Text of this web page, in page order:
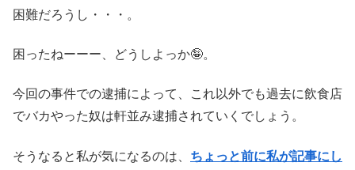
困難だろうし・・・。
困ったねーーー、どうしよっか🤪。
今回の事件での逮捕によって、これ以外でも過去に飲食店
でバカやった奴は軒並み逮捕されていくでしょう。
そうなると私が気になるのは、 ちょっと前に私が記事にし